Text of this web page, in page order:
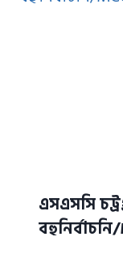
এসএসসি